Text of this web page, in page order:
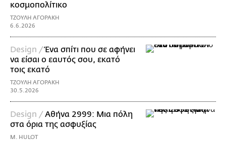
κοσμοπολίτικο
ΤΖΟΥΛΗ ΑΓΟΡΑΚΗ
6.6.2026
Design /Ένα σπίτι που σε αφήνει
να είσαι ο εαυτός σου, εκατό
τοις εκατό
ΤΖΟΥΛΗ ΑΓΟΡΑΚΗ
30.5.2026
Design /Αθήνα 2999: Μια πόλη
στα όρια της ασφυξίας
M. HULOT